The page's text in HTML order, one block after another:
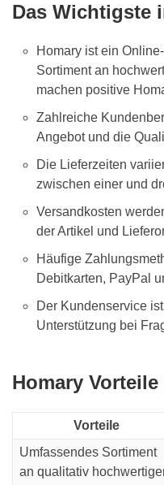
Das Wichtigste
Homary ist ein
Sortiment an
machen positive
Zahlreiche
Angebot und die
Die Lieferzeiten
zwischen einer und
Versandkosten
der Artikel und
Häufige
Debitkarten, PayPal
Der Kundenservice
Unterstützung bei
Homary
Vorteile
Umfassendes Sortiment
an qualitativ